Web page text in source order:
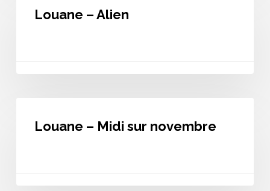
AlienLouane – Alien
Louane – Midi sur novembre